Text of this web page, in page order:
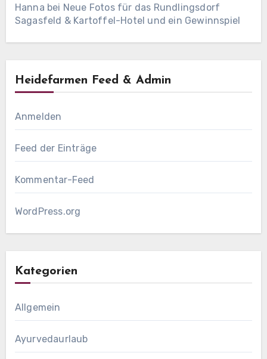
Hanna bei Neue Fotos für das Rundlingsdorf
Sagasfeld & Kartoffel-Hotel und ein Gewinnspiel
Heidefarmen Feed & Admin
Anmelden
Feed der Einträge
Kommentar-Feed
WordPress.org
Kategorien
Allgemein
Ayurvedaurlaub